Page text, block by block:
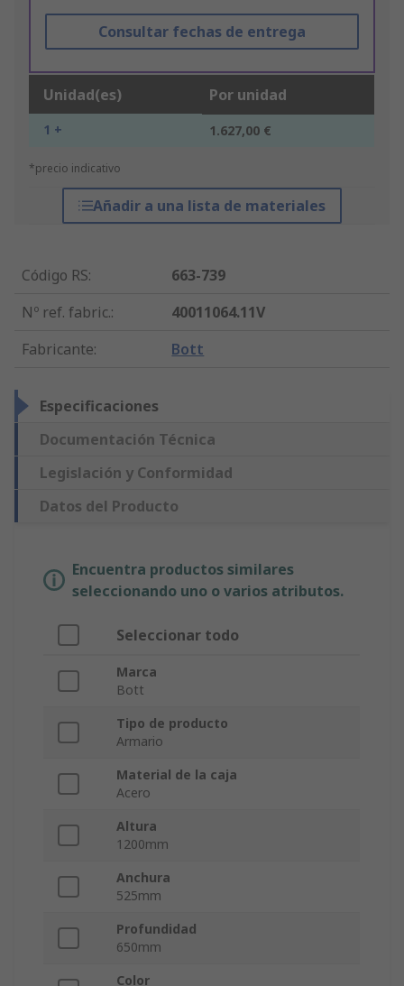
Consultar fechas de entrega
Unidad(es) Por unidad
1 + 1.627,00 €
*precio indicativo
Añadir a una lista de materiales
Código RS:
663-739
Nº ref. fabric.:
40011064.11V
Fabricante: Bott
Especificaciones
Documentación Técnica
Legislación y Conformidad
Datos del Producto
Encuentra productos similares
seleccionando uno o varios atributos.
Seleccionar todo
Marca
Bott
Tipo de producto
Armario
Material de la caja
Acero
Altura
1200mm
Anchura
525mm
Profundidad
650mm
Color